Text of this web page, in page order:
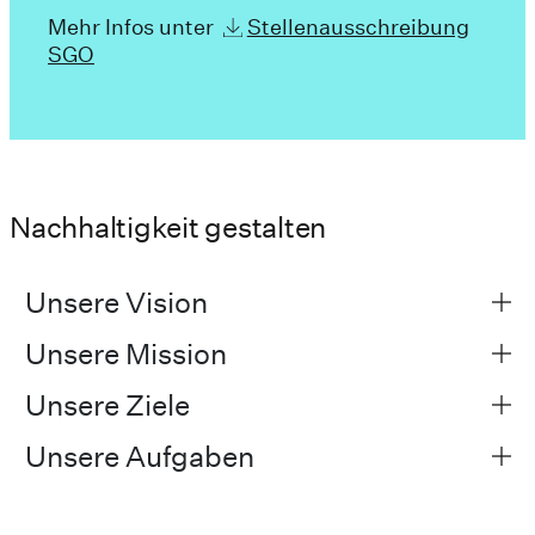
Mehr Infos unter
Stellenausschreibung
SGO
Nachhaltigkeit gestalten
Unsere Vision
Unsere Mission
Unsere Ziele
Unsere Aufgaben